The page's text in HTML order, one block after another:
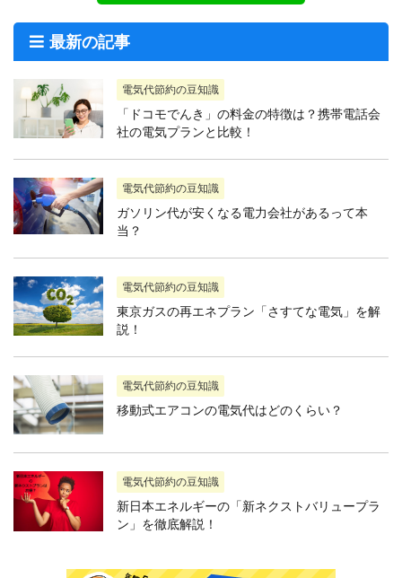
最新の記事
電気代節約の豆知識
「ドコモでんき」の料金の特徴は？携帯電話会
社の電気プランと比較！
電気代節約の豆知識
ガソリン代が安くなる電力会社があるって本
当？
電気代節約の豆知識
東京ガスの再エネプラン「さすてな電気」を解
説！
電気代節約の豆知識
移動式エアコンの電気代はどのくらい？
電気代節約の豆知識
新日本エネルギーの「新ネクストバリュープラ
ン」を徹底解説！